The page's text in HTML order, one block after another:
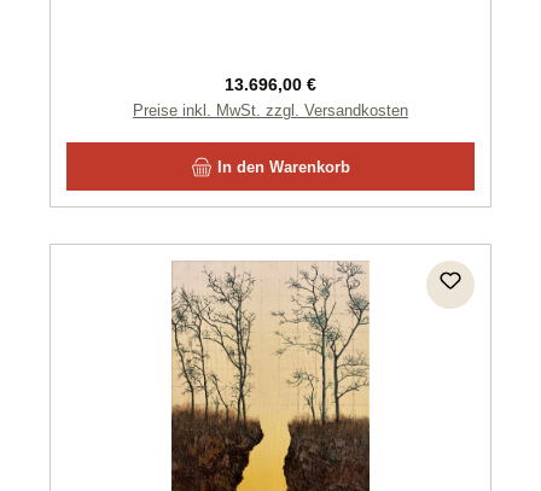
Regulärer Preis:
13.696,00 €
Preise inkl. MwSt. zzgl. Versandkosten
In den Warenkorb